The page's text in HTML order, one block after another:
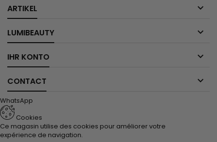
ARTIKEL 
LUMIBEAUTY 
IHR KONTO 
CONTACT 
WhatsApp
Cookies
Ce magasin utilise des cookies pour améliorer votre
expérience de navigation.